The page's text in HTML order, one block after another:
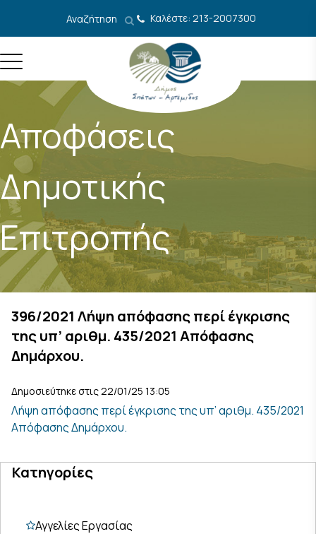
Αναζήτηση Καλέστε: 213-2007300
Αποφάσεις
Δημοτικής
Επιτροπής
396/2021 Λήψη απόφασης περί έγκρισης
της υπ’ αριθμ. 435/2021 Απόφασης
Δημάρχου.
Δημοσιεύτηκε στις 22/01/25 13:05
Λήψη απόφασης περί έγκρισης της υπ’ αριθμ. 435/2021
Απόφασης Δημάρχου.
Κατηγορίες
Αγγελίες Εργασίας